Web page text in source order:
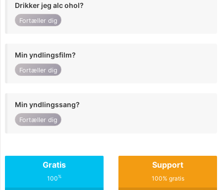
Drikker jeg alc ohol?
Fortæller dig
Min yndlingsfilm?
Fortæller dig
Min yndlingssang?
Fortæller dig
Gratis
100%
Support
100% gratis